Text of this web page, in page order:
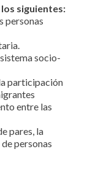
siguientes:
personas
socio-
participación
entre las
pares, la
personas